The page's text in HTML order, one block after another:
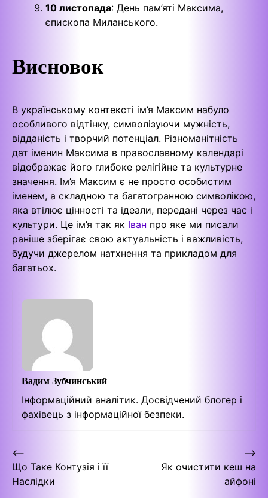
10 листопада: День пам’яті Максима,
єпископа Миланського.
Висновок
В українському контексті ім’я Максим набуло
особливого відтінку, символізуючи мужність,
відданість і творчий потенціал. Різноманітність
дат іменин Максима в православному календарі
відображає його глибоке релігійне та культурне
значення. Ім’я Максим є не просто особистим
іменем, а складною та багатогранною символікою,
яка втілює цінності та ідеали, передані через час і
культури. Це ім’я так як Іван про яке ми писали
раніше зберігає свою актуальність і важливість,
будучи джерелом натхнення та прикладом для
багатьох.
Вадим Зубчинський
Інформаційний аналітик. Досвідчений блогер і
фахівець з інформаційної безпеки.
Навігація
записів
⟵
Що Таке Контузія і її
Наслідки
Як очистити кеш на
айфоні
⟶